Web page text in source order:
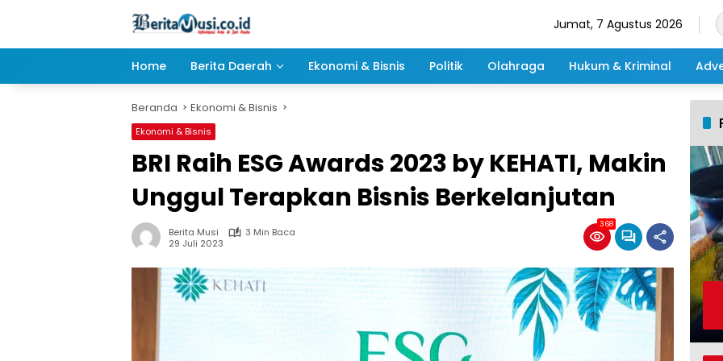
Jumat, 7 Agustus 2026
Home Berita Daerah Ekonomi & Bisnis Politik Olahraga Hukum & Kriminal
Beranda Ekonomi & Bisnis
Ekonomi & Bisnis
BRI Raih ESG Awards 2023 by KEHATI, Makin
Unggul Terapkan Bisnis Berkelanjutan
Berita Musi
3 Min Baca
29 Juli 2023
368